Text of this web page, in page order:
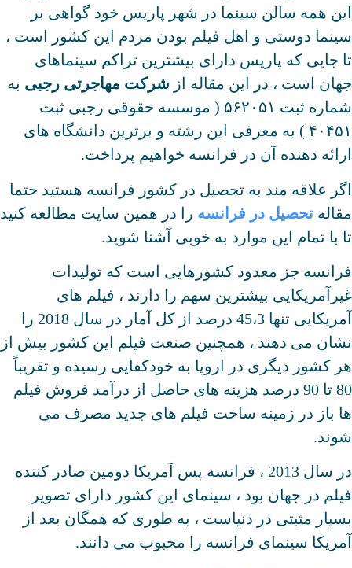
این همه سالن سینما در شهر پاریس خود گواهی بر
سینما دوستی و اهل فیلم بودن مردم این کشور است ،
تا جایی که پاریس دارای بیشترین تراکم سینماهای
جهان است ، در این مقاله از شرکت مهاجرتی رجبی به
شماره ثبت ۵۶۲۰۵۱ ( موسسه حقوقی رجبی ثبت
۴۰۴۵۱ ) به معرفی این رشته و برترین دانشگاه های
ارائه دهنده آن در فرانسه خواهیم پرداخت.
اگر علاقه مند به تحصیل در کشور فرانسه هستید حتما
مقاله تحصیل در فرانسه را در همین سایت مطالعه کنید
تا با تمام این موارد به خوبی آشنا شوید.
فرانسه جز معدود کشورهایی است که تولیدات
غیرآمریکایی بیشترین سهم را دارند ، فیلم های
آمریکایی تنها 45،3 درصد از کل آمار در سال 2018 را
نشان می دهند ، همچنین صنعت فیلم این کشور بیش از
هر کشور دیگری در اروپا به خودکفایی رسیده و تقریباً
80 تا 90 درصد هزینه های حاصل از درآمد فروش فیلم
ها باز در زمینه ساخت فیلم های جدید مصرف می
شوند.
در سال 2013 ، فرانسه پس آمریکا دومین صادر کننده
فیلم در جهان بود ، سینمای این کشور دارای تصویر
بسیار مثبتی در دنیاست ، به طوری که همگان بعد از
آمریکا سینمای فرانسه را محبوب می دانند.